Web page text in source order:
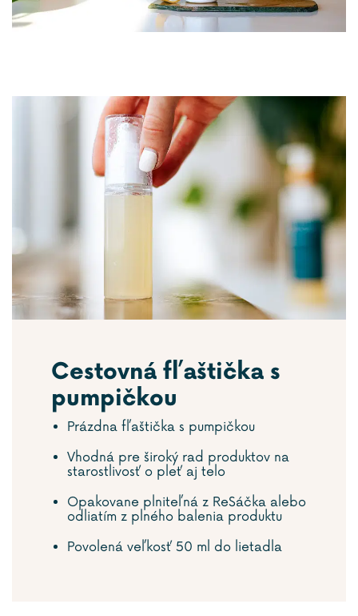
Cestovná fľaštička s
pumpičkou
Prázdna fľaštička s pumpičkou
Vhodná pre široký rad produktov na
starostlivosť o pleť aj telo
Opakovane plniteľná z ReSáčka alebo
odliatím z plného balenia produktu
Povolená veľkosť 50 ml do lietadla